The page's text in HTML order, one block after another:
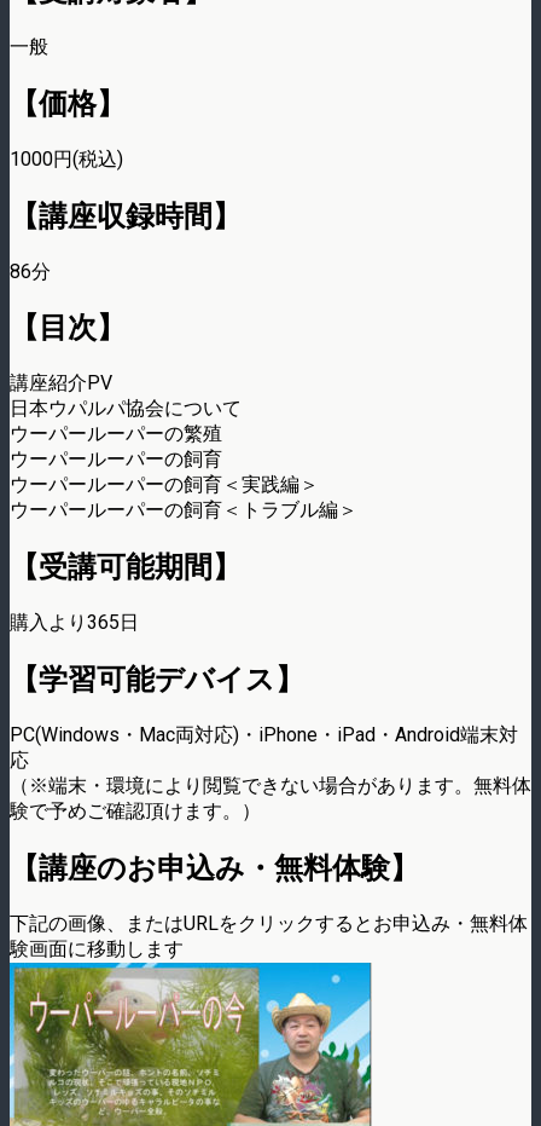
一般
【価格】
1000円(税込)
【講座収録時間】
86分
【目次】
講座紹介PV
日本ウパルパ協会について
ウーパールーパーの繁殖
ウーパールーパーの飼育
ウーパールーパーの飼育＜実践編＞
ウーパールーパーの飼育＜トラブル編＞
【受講可能期間】
購入より365日
【学習可能デバイス】
PC(Windows・Mac両対応)・iPhone・iPad・Android端末対
応
（※端末・環境により閲覧できない場合があります。無料体
験で予めご確認頂けます。）
【講座のお申込み・無料体験】
下記の画像、またはURLをクリックするとお申込み・無料体
験画面に移動します